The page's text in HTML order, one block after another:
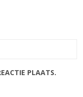
PLAATS.